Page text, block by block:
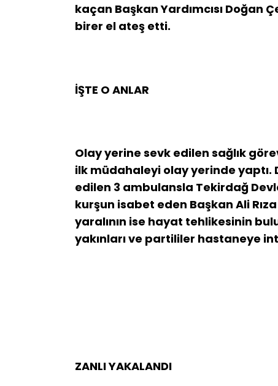
kaçan Başkan Yardımcısı Doğan
birer el ateş etti.
İŞTE O ANLAR
Olay yerine sevk edilen sağlık
ilk müdahaleyi olay yerinde yaptı.
edilen 3 ambulansla Tekirdağ
kurşun isabet eden Başkan Ali
yaralının ise hayat tehlikesinin
yakınları ve partililer hastaneye
ZANLI YAKALANDI